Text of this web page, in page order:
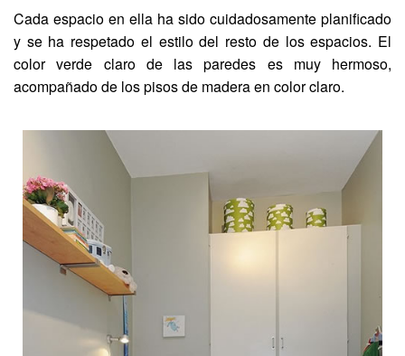
Cada espacio en ella ha sido cuidadosamente planificado
y se ha respetado el estilo del resto de los espacios. El
color verde claro de las paredes es muy hermoso,
acompañado de los pisos de madera en color claro.